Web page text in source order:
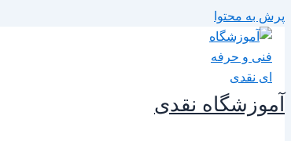
پرش به محتوا
آموزشگاه نقدی